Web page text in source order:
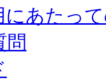
にあたっ
問